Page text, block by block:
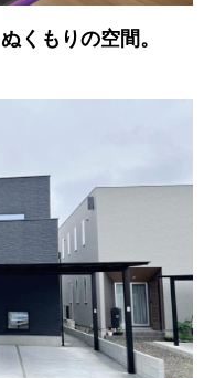
くもりの空間。